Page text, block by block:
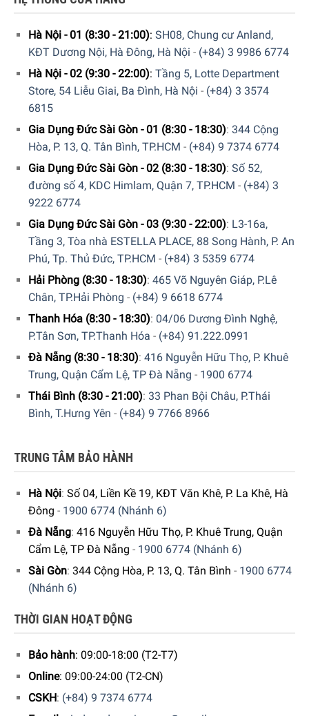
Ngoài ra thiết kế tay cầm vừa vặn giúp dễ dàng got thực
bị đau tay
Thiết kế khoá thông minh: bộ lưỡi dao của Dụng Cụ Gọt Vỏ
Joseph Joseph 3in1 – 20108 có chiếc khoá lẫy ở ngay
trung tâm chính giữa, nó sẽ giúp cố định lưỡi dao với tay
cầm chắc chắc, ngoài ra nhấn vào khoá lẫy để thay đổi
đầu gọt 1 cách cực kỳ dễ dàng
Các bề mặt nhựa cao cấp của Joseph được gia công bề
mặt nhám, ưu điểm này giúp cho sp chống xước tốt hơn
rất nhiều và giữ mới được lâu hơn. Ngoài ra còn giúp cho
vết bẩm không bám chặt vào được sản phẩm
Quý vị hãy gọi điện trực tiếp vào Hotline:
6774
024 7300 6774
tiết và đặt mua sản phẩm Dụng Cụ Gọt Vỏ Joseph Joseph
viên tổng đài của Gia dụng Đức Sài Gòn sẽ gọi lại để xác
nhận đơn hàng với quý khách.
Hà Nội - 01 (8:30 - 21:00): SH08, Chung cư Anland,
KĐT Dương Nội, Hà Đông, Hà Nội - (+84) 3 9986 6774
Hà Nội - 02 (9:30 - 22:00): Tầng 5, Lotte Department
Store, 54 Liễu Giai, Ba Đình, Hà Nội - (+84) 3 3574
6815
Gia Dụng Đức Sài Gòn - 01 (8:30 - 18:30): 344 Cộng
Hòa, P. 13, Q. Tân Bình, TP.HCM - (+84) 9 7374 6774
Gia Dụng Đức Sài Gòn - 02 (8:30 - 18:30): Số 52,
đường số 4, KDC Himlam, Quận 7, TP.HCM - (+84) 3
9222 6774
Gia Dụng Đức Sài Gòn - 03 (9:30 - 22:00): L3-16a,
Tầng 3, Tòa nhà ESTELLA PLACE, 88 Song Hành, P. An
Phú, Tp. Thủ Đức, TP.HCM - (+84) 3 5359 6774
Hải Phòng (8:30 - 18:30): 465 Võ Nguyên Giáp, P.Lê
Chân, TP.Hải Phòng - (+84) 9 6618 6774
Thanh Hóa (8:30 - 18:30): 04/06 Dương Đình Nghệ,
P.Tân Sơn, TP.Thanh Hóa - (+84) 91.222.0991
Đà Nẵng (8:30 - 18:30): 416 Nguyễn Hữu Thọ, P. Khuê
Trung, Quận Cẩm Lệ, TP Đà Nẵng - 1900 6774
Thái Bình (8:30 - 21:00): 33 Phan Bội Châu, P.Thái
Bình, T.Hưng Yên - (+84) 9 7766 8966
TRUNG TÂM BẢO HÀNH
Hà Nội: Số 04, Liền Kề 19, KĐT Văn Khê, P. La Khê, Hà
Đông - 1900 6774 (Nhánh 6)
Đà Nẵng: 416 Nguyễn Hữu Thọ, P. Khuê Trung, Quận
Cẩm Lệ, TP Đà Nẵng - 1900 6774 (Nhánh 6)
Sài Gòn: 344 Cộng Hòa, P. 13, Q. Tân Bình - 1900 6774
(Nhánh 6)
THỜI GIAN HOẠT ĐỘNG
Bảo hành: 09:00-18:00 (T2-T7)
Online: 09:00-24:00 (T2-CN)
CSKH: (+84) 9 7374 6774